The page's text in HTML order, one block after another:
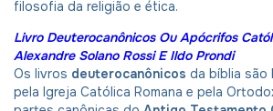
filosofia da religião e ética.
Livro Deuterocanônicos Ou Apócrifos
Alexandre Solano Rossi E Ildo Prondi
Os livros deuterocanônicos da bíblia são
pela Igreja Católica Romana e pela